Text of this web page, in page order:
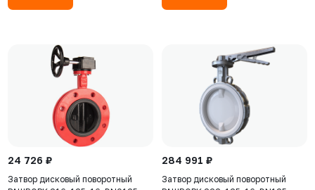
24 726 ₽
Затвор дисковый поворотный
284 991 ₽
Затвор дисковый поворотный